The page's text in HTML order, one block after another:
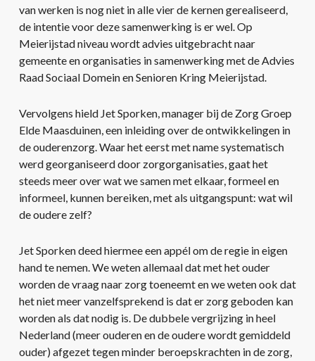
van werken is nog niet in alle vier de kernen gerealiseerd,
de intentie voor deze samenwerking is er wel. Op
Meierijstad niveau wordt advies uitgebracht naar
gemeente en organisaties in samenwerking met de Advies
Raad Sociaal Domein en Senioren Kring Meierijstad.
Vervolgens hield Jet Sporken, manager bij de Zorg Groep
Elde Maasduinen, een inleiding over de ontwikkelingen in
de ouderenzorg. Waar het eerst met name systematisch
werd georganiseerd door zorgorganisaties, gaat het
steeds meer over wat we samen met elkaar, formeel en
informeel, kunnen bereiken, met als uitgangspunt: wat wil
de oudere zelf?
Jet Sporken deed hiermee een appél om de regie in eigen
hand te nemen. We weten allemaal dat met het ouder
worden de vraag naar zorg toeneemt en we weten ook dat
het niet meer vanzelfsprekend is dat er zorg geboden kan
worden als dat nodig is. De dubbele vergrijzing in heel
Nederland (meer ouderen en de oudere wordt gemiddeld
ouder) afgezet tegen minder beroepskrachten in de zorg,